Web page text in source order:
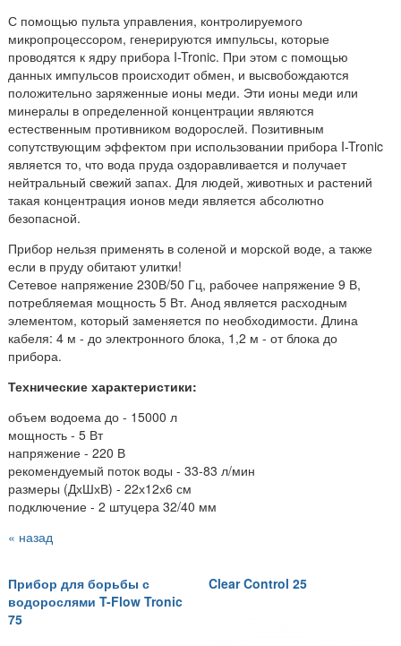
С помощью пульта управления, контролируемого
микропроцессором, генерируются импульсы, которые
проводятся к ядру прибора I-Tronic. При этом с помощью
данных импульсов происходит обмен, и высвобождаются
положительно заряженные ионы меди. Эти ионы меди или
минералы в определенной концентрации являются
естественным противником водорослей. Позитивным
сопутствующим эффектом при использовании прибора I-Tronic
является то, что вода пруда оздоравливается и получает
нейтральный свежий запах. Для людей, животных и растений
такая концентрация ионов меди является абсолютно
безопасной.
Прибор нельзя применять в соленой и морской воде, а также
если в пруду обитают улитки!
Сетевое напряжение 230В/50 Гц, рабочее напряжение 9 В,
потребляемая мощность 5 Вт. Анод является расходным
элементом, который заменяется по необходимости. Длина
кабеля: 4 м - до электронного блока, 1,2 м - от блока до
прибора.
Технические характеристики:
объем водоема до - 15000 л
мощность - 5 Вт
напряжение - 220 В
рекомендуемый поток воды - 33-83 л/мин
размеры (ДхШхВ) - 22х12х6 см
подключение - 2 штуцера 32/40 мм
« назад
Прибор для борьбы с
водорослями T-Flow Tronic
75
Clear Control 25